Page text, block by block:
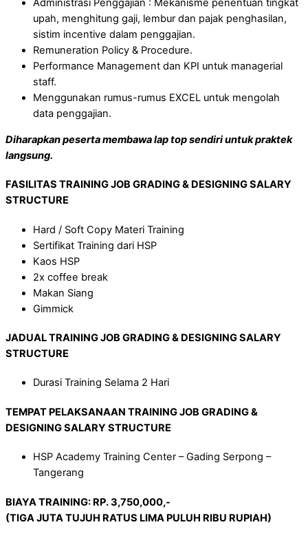
Administrasi Penggajian : Mekanisme penentuan tingkat
upah, menghitung gaji, lembur dan pajak penghasilan,
sistim incentive dalam penggajian.
Remuneration Policy & Procedure.
Performance Management dan KPI untuk managerial
staff.
Menggunakan rumus-rumus EXCEL untuk mengolah
data penggajian.
Diharapkan peserta membawa lap top sendiri untuk praktek
langsung.
FASILITAS TRAININGJOB GRADING & DESIGNING SALARY
STRUCTURE
Hard / Soft Copy Materi Training
Sertifikat Training dari HSP
Kaos HSP
2x coffee break
Makan Siang
Gimmick
JADUALTRAININGJOB GRADING & DESIGNING SALARY
STRUCTURE
Durasi Training Selama 2 Hari
TEMPAT PELAKSANAAN TRAININGJOB GRADING &
DESIGNING SALARY STRUCTURE
HSP Academy Training Center – Gading Serpong –
Tangerang
BIAYA TRAINING: RP.3,750,000,-
(TIGAJUTATUJUH RATUS LIMA PULUH RIBU RUPIAH)